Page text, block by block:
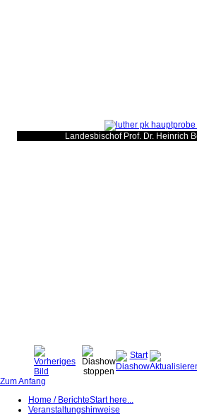
Landesbischof Prof. Dr. Heinrich
Zum Anfang
Home / BerichteStart here...
Veranstaltungshinweise